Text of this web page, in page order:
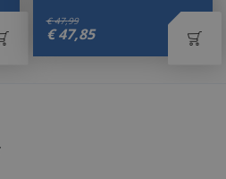
€ 47,99
€ 47,85